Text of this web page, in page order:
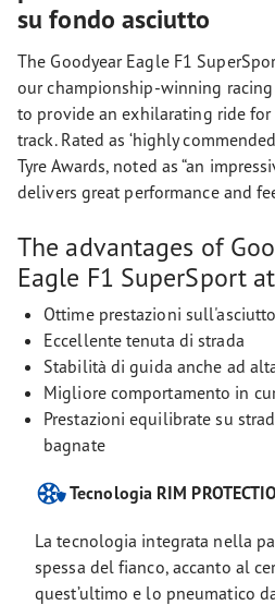
su fondo asciutto
The Goodyear Eagle F1
our championship-winning racing
to provide an exhilarating ride
track. Rated as ‘highly
Tyre Awards, noted as “an
delivers great performance and
The advantages of
Eagle F1 SuperSport
Ottime prestazioni sull'asciutto
Eccellente tenuta di strada
Stabilità di guida anche ad
Migliore comportamento in
Prestazioni equilibrate su
bagnate
Tecnologia RIM
La tecnologia integrata nella
spessa del fianco, accanto al
quest’ultimo e lo pneumatico